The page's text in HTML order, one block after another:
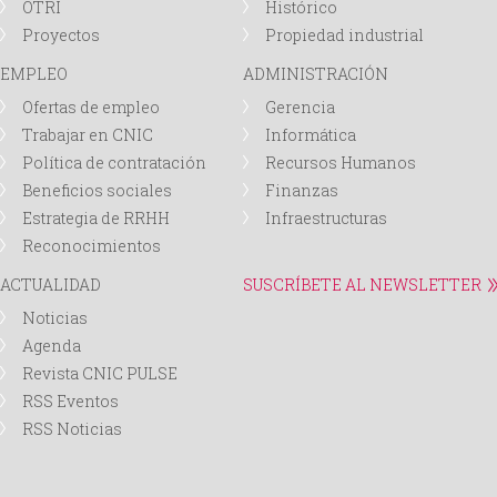
d
OTRI
Proyectos
Histórico
Propiedad industrial
EMPLEO
Ofertas de empleo
Trabajar en CNIC
Política de contratación
Beneficios sociales
Estrategia de RRHH
Reconocimientos
ADMINISTRACIÓN
Gerencia
Informática
Recursos Humanos
Finanzas
Infraestructuras
ACTUALIDAD
Noticias
Agenda
Revista CNIC PULSE
RSS Eventos
RSS Noticias
SUSCRÍBETE AL NEWSLETTER